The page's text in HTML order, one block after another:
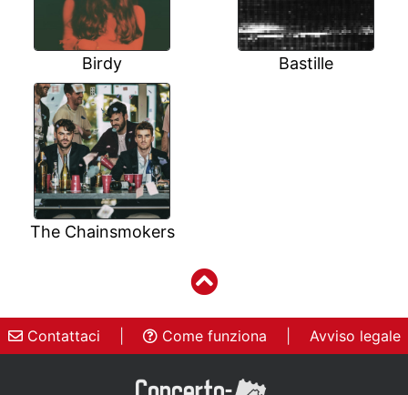
Birdy Bastille
The Chainsmokers
Contattaci Come funziona Avviso legale